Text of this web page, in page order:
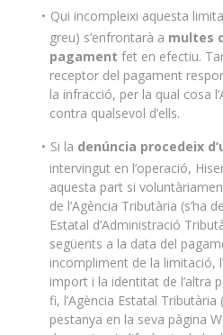
Qui incompleixi aquesta
greu) s’enfrontarà a multes
pagament fet en efectiu.
receptor del pagament
la infracció, per la qual cosa
contra qualsevol d’ells.
Si la denúncia procedeix
intervingut en l’operació,
aquesta part si
de l’Agència Tributària (s’ha
Estatal d’Administració
següents a la data del
incompliment de la limitació,
import i la identitat de l’altra
fi, l’Agència Estatal
pestanya en la seva pàgina